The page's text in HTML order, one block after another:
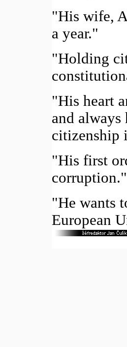
"His wife,
a year."
"Holding
"His heart
and
citizenship
"His first
corruption."
"He wants
European